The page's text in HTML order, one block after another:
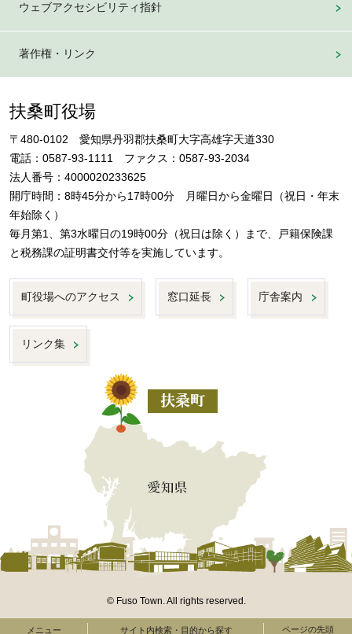
メニュー サイト内検索・目的から探す ページの先頭
ウェブアクセシビリティ指針
著作権・リンク
扶桑町役場
〒480-0102 愛知県丹羽郡扶桑町大字高雄字天道330
電話：0587-93-1111 ファクス：0587-93-2034
法人番号：4000020233625
開庁時間：8時45分から17時00分 月曜日から金曜日（祝日・年末
年始除く）
毎月第1、第3水曜日の19時00分（祝日は除く）まで、戸籍保険課
と税務課の証明書交付等を実施しています。
町役場へのアクセス 窓口延長 庁舎案内
リンク集
© Fuso Town. All rights reserved.